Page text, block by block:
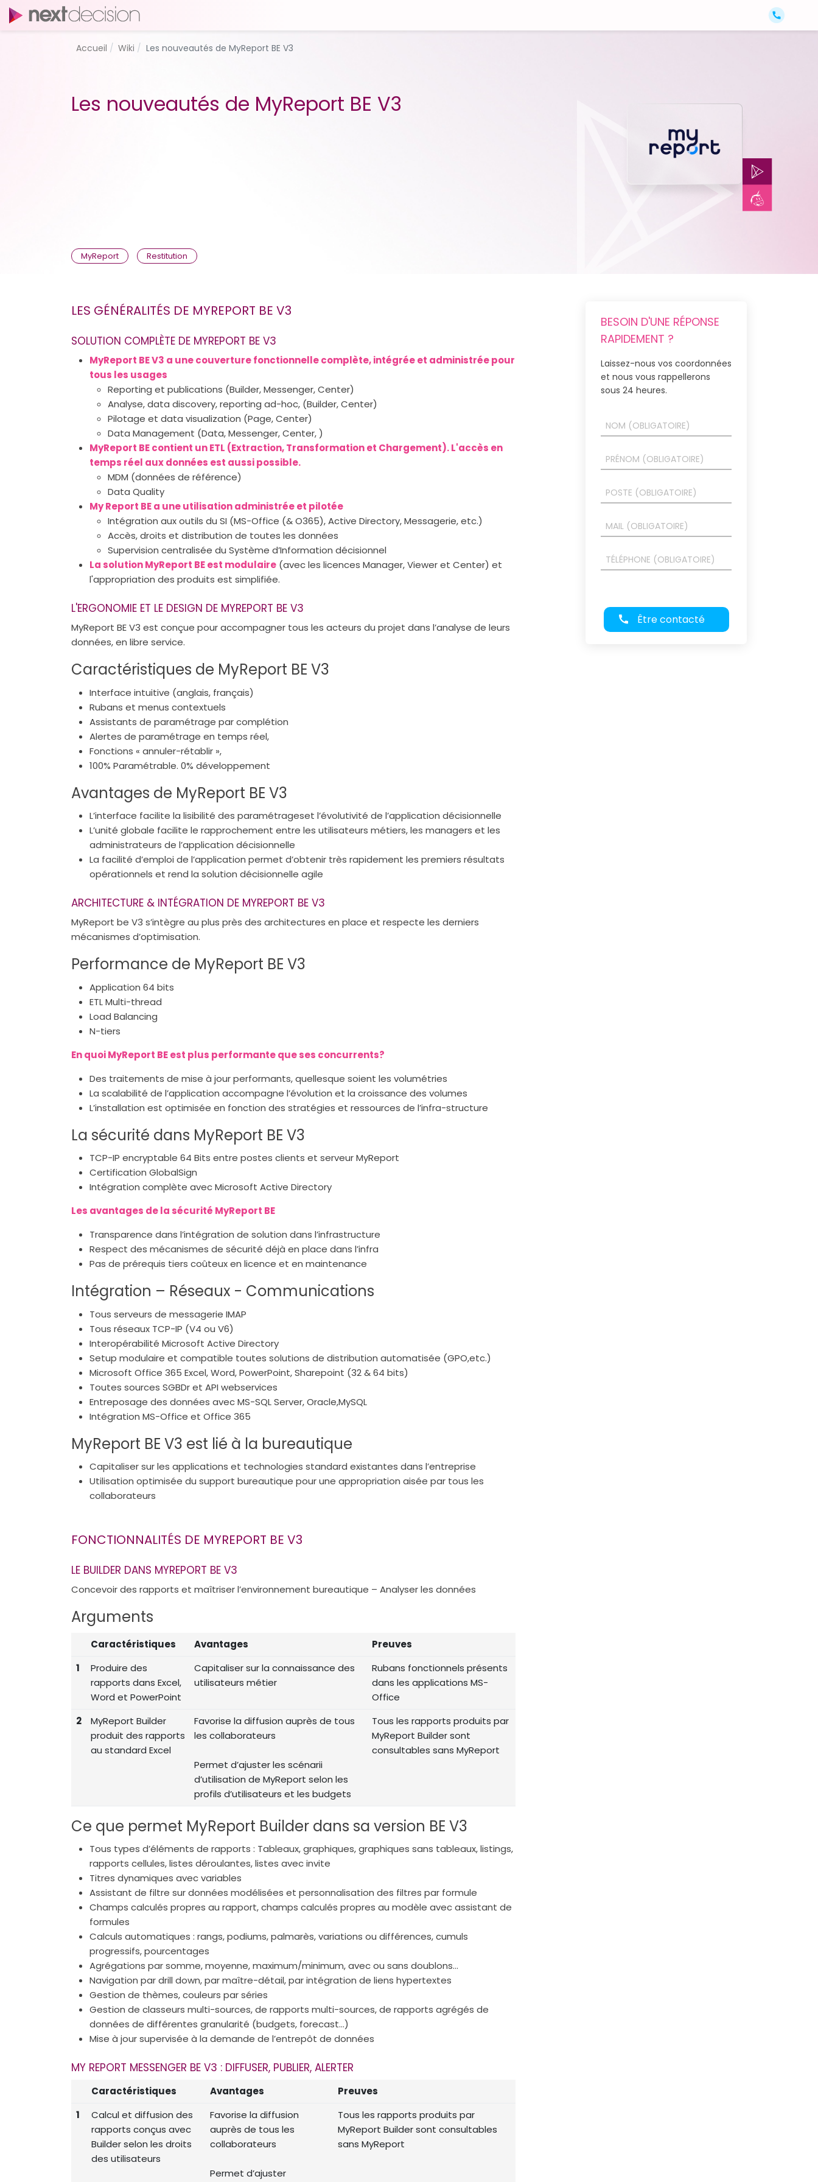
Accueil Wiki Les nouveautés de MyReport BE V3
Les nouveautés de MyReport BE V3
MyReport Restitution
LES GÉNÉRALITÉS DE MYREPORT BE V3
SOLUTION COMPLÈTE DE MYREPORT BE V3
MyReport BE V3 a une couverture fonctionnelle complète, intégrée et administrée pour
tous les usages
Reporting et publications (Builder, Messenger, Center)
Analyse, data discovery, reporting ad-hoc, (Builder, Center)
Pilotage et data visualization (Page, Center)
Data Management (Data, Messenger, Center, )
MyReport BE contient un ETL (Extraction, Transformation et Chargement). L'accès en
temps réel aux données est aussi possible.
MDM (données de référence)
Data Quality
My Report BE a une utilisation administrée et pilotée
Intégration aux outils du SI (MS-Office (& O365), Active Directory, Messagerie, etc.)
Accès, droits et distribution de toutes les données
Supervision centralisée du Système d’Information décisionnel
La solution MyReport BE est modulaire (avec les licences Manager, Viewer et Center) et
l'appropriation des produits est simplifiée.
L'ERGONOMIE ET LE DESIGN DE MYREPORT BE V3
MyReport BE V3 est conçue pour accompagner tous les acteurs du projet dans l’analyse de leurs
données, en libre service.
Caractéristiques de MyReport BE V3
Interface intuitive (anglais, français)
Rubans et menus contextuels
Assistants de paramétrage par complétion
Alertes de paramétrage en temps réel,
Fonctions « annuler-rétablir »,
100% Paramétrable. 0% développement
Avantages de MyReport BE V3
L’interface facilite la lisibilité des paramétrageset l’évolutivité de l’application décisionnelle
L’unité globale facilite le rapprochement entre les utilisateurs métiers, les managers et les
administrateurs de l’application décisionnelle
La facilité d’emploi de l’application permet d’obtenir très rapidement les premiers résultats
opérationnels et rend la solution décisionnelle agile
ARCHITECTURE & INTÉGRATION DE MYREPORT BE V3
MyReport be V3 s’intègre au plus près des architectures en place et respecte les derniers
mécanismes d’optimisation.
Performance de MyReport BE V3
Application 64 bits
ETL Multi-thread
Load Balancing
N-tiers
En quoi MyReport BE est plus performante que ses concurrents?
Des traitements de mise à jour performants, quellesque soient les volumétries
La scalabilité de l’application accompagne l’évolution et la croissance des volumes
L’installation est optimisée en fonction des stratégies et ressources de l’infra-structure
La sécurité dans MyReport BE V3
TCP-IP encryptable 64 Bits entre postes clients et serveur MyReport
Certification GlobalSign
Intégration complète avec Microsoft Active Directory
Les avantages de la sécurité MyReport BE
Transparence dans l’intégration de solution dans l’infrastructure
Respect des mécanismes de sécurité déjà en place dans l’infra
Pas de prérequis tiers coûteux en licence et en maintenance
Intégration – Réseaux - Communications
Tous serveurs de messagerie IMAP
Tous réseaux TCP-IP (V4 ou V6)
Interopérabilité Microsoft Active Directory
Setup modulaire et compatible toutes solutions de distribution automatisée (GPO,etc.)
Microsoft Office 365 Excel, Word, PowerPoint, Sharepoint (32 & 64 bits)
Toutes sources SGBDr et API webservices
Entreposage des données avec MS-SQL Server, Oracle,MySQL
Intégration MS-Office et Office 365
MyReport BE V3 est lié à la bureautique
Capitaliser sur les applications et technologies standard existantes dans l’entreprise
Utilisation optimisée du support bureautique pour une appropriation aisée par tous les
collaborateurs
FONCTIONNALITÉS DE MYREPORT BE V3
LE BUILDER DANS MYREPORT BE V3
Concevoir des rapports et maîtriser l’environnement bureautique – Analyser les données
Arguments
Caractéristiques Avantages
Preuves
1
Produire des
rapports dans Excel,
Word et PowerPoint
Capitaliser sur la connaissance des
utilisateurs métier
Rubans fonctionnels présents
dans les applications MS-
Office
2
MyReport Builder
produit des rapports
au standard Excel
Favorise la diffusion auprès de tous
les collaborateurs
Permet d’ajuster les scénarii
d’utilisation de MyReport selon les
profils d’utilisateurs et les budgets
Tous les rapports produits par
MyReport Builder sont
consultables sans MyReport
Ce que permet MyReport Builder dans sa version BE V3
Tous types d’éléments de rapports : Tableaux, graphiques, graphiques sans tableaux, listings,
rapports cellules, listes déroulantes, listes avec invite
Titres dynamiques avec variables
Assistant de filtre sur données modélisées et personnalisation des filtres par formule
Champs calculés propres au rapport, champs calculés propres au modèle avec assistant de
formules
Calculs automatiques : rangs, podiums, palmarès, variations ou différences, cumuls
progressifs, pourcentages
Agrégations par somme, moyenne, maximum/minimum, avec ou sans doublons…
Navigation par drill down, par maître-détail, par intégration de liens hypertextes
Gestion de thèmes, couleurs par séries
Gestion de classeurs multi-sources, de rapports multi-sources, de rapports agrégés de
données de différentes granularité (budgets, forecast…)
Mise à jour supervisée à la demande de l’entrepôt de données
MY REPORT MESSENGER BE V3 : DIFFUSER, PUBLIER, ALERTER
Caractéristiques Avantages
Preuves
1
Calcul et diffusion des
rapports conçus avec
Builder selon les droits
des utilisateurs
Favorise la diffusion
auprès de tous les
collaborateurs
Permet d’ajuster
Tous les rapports produits par
MyReport Builder sont consultables
sans MyReport
BESOIN D'UNE RÉPONSE
RAPIDEMENT ?
Laissez-nous vos coordonnées
et nous vous rappellerons
sous 24 heures.
Être contacté